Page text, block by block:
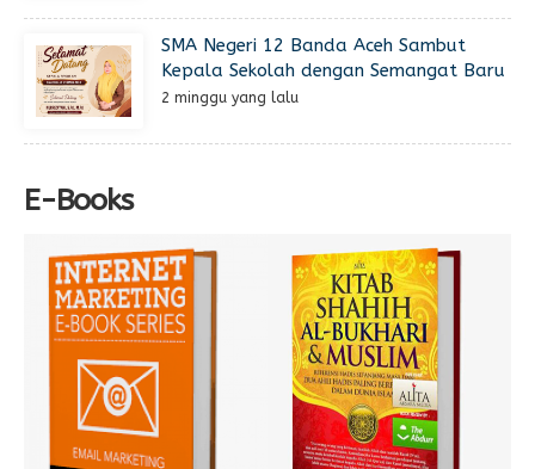
SMA Negeri 12 Banda Aceh Sambut
Kepala Sekolah dengan Semangat Baru
2 minggu yang lalu
E-Books